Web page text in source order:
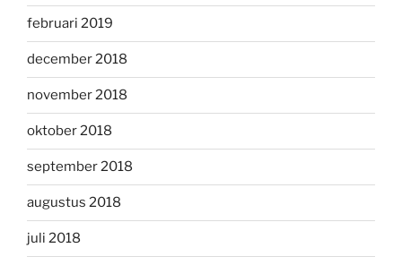
februari 2019
december 2018
november 2018
oktober 2018
september 2018
augustus 2018
juli 2018